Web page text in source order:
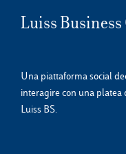
Luiss
Una piattaforma social
interagire con una
Luiss BS.